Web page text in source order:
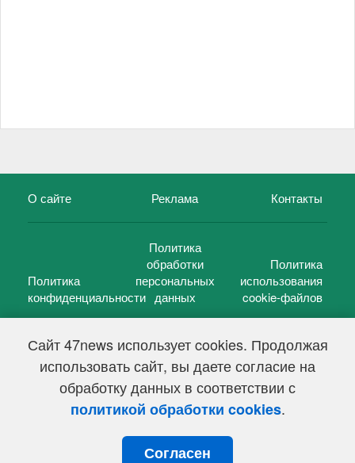
Сайт 47news использует cookies. Продолжая
использовать сайт, вы даете согласие на
обработку данных в соответствии с
политикой обработки cookies.
Согласен
О сайте Реклама Контакты
Политика
конфиденциальности
Политика
обработки
персональных
данных
Политика
использования
cookie-файлов
47 новостей (47 news)2005 — 2026 г.
Свидетельство о регистрации СМИ Эл № ФС 77-39848, выдано
Федеральной службой по надзору в сфере связи,
информационных технологий и массовых коммуникаций